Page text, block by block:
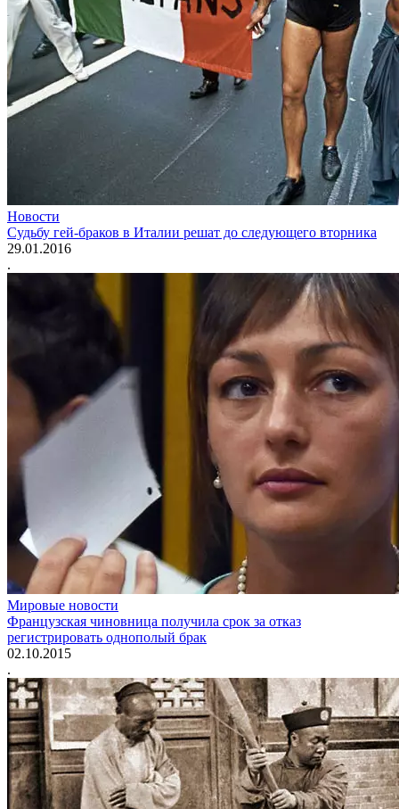
Новости
Судьбу гей-браков в Италии решат до следующего вторника
29.01.2016
.
Мировые новости
Французская чиновница получила срок за отказ
регистрировать однополый брак
02.10.2015
.